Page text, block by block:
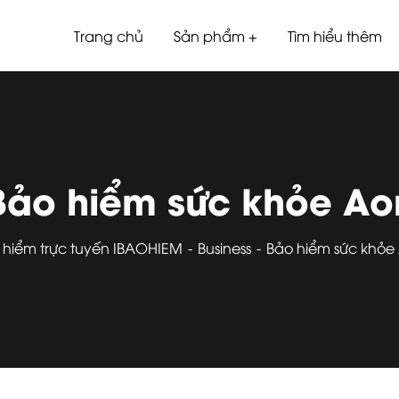
Trang chủ Sản phẩm Tìm hiểu thêm
hiểm sức khỏe
trực tuyến IBAOHIEM Business Bảo hiểm sức